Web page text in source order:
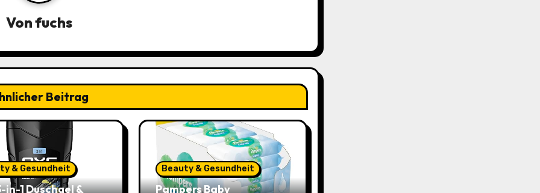
Vonfuchs
Beitrag
& Gesundheit
in-1 Duschgel &
Beauty & Gesundheit
Pampers Baby